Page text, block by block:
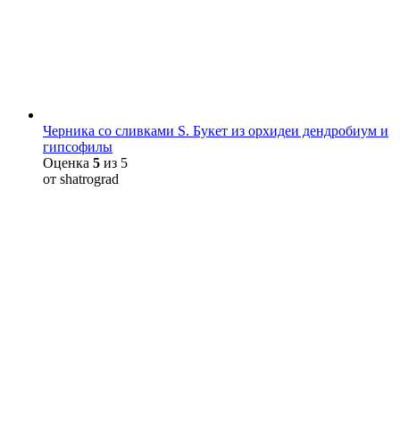
Черника со сливками S. Букет из орхидеи дендробиум и
гипсофилы
Оценка 5 из 5
от shatrograd